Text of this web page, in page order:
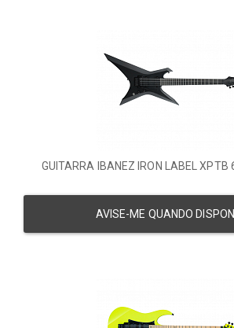
GUITARRA IBANEZ IRON LABEL XPTB
AVISE-ME QUANDO